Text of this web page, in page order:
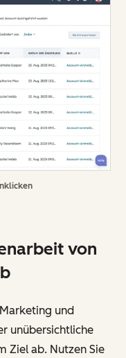
von
und
unübersichtliche
Ziel ab. Nutzen Sie